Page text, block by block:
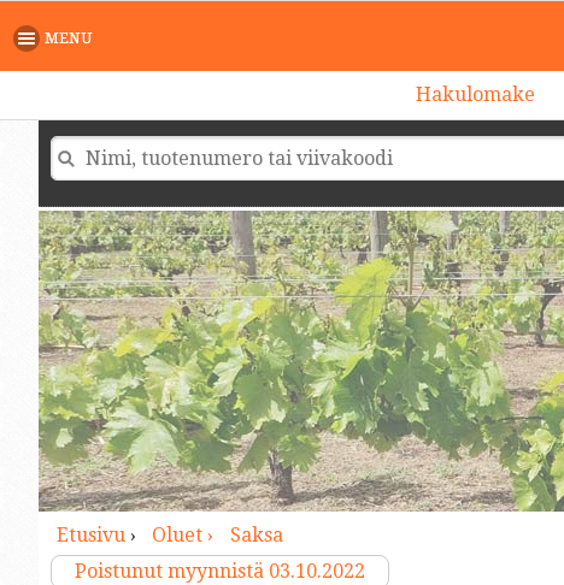
MENU
Hakulomake
Etusivu› Oluet ›
Saksa
Poistunut myynnistä 03.10.2022